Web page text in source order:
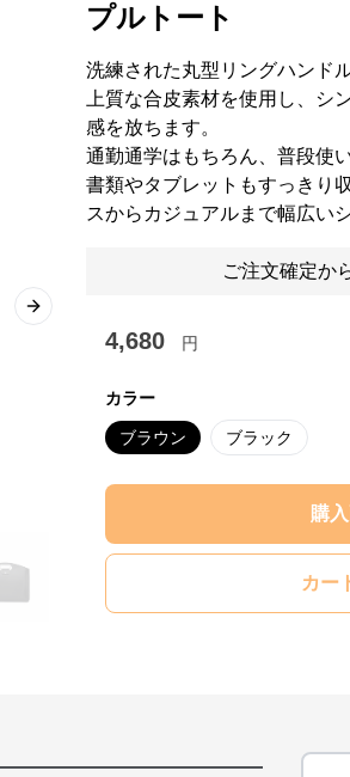
Next slide
プルトート
洗練された丸型リングハンド
上質な合皮素材を使用し、シ
感を放ちます。
通勤通学はもちろん、普段使
書類やタブレットもすっきり
スからカジュアルまで幅広い
ご注文確定か
4,680 円
カラー
ブラウン ブラック
購
カー